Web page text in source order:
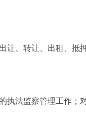
让、转让、出租、
法监察管理工作；